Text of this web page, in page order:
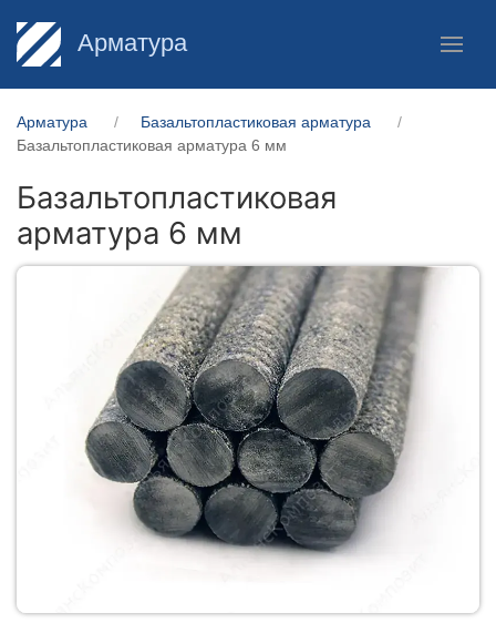
Арматура
Арматура
Базальтопластиковая арматура
Базальтопластиковая арматура 6 мм
Базальтопластиковая
арматура 6 мм